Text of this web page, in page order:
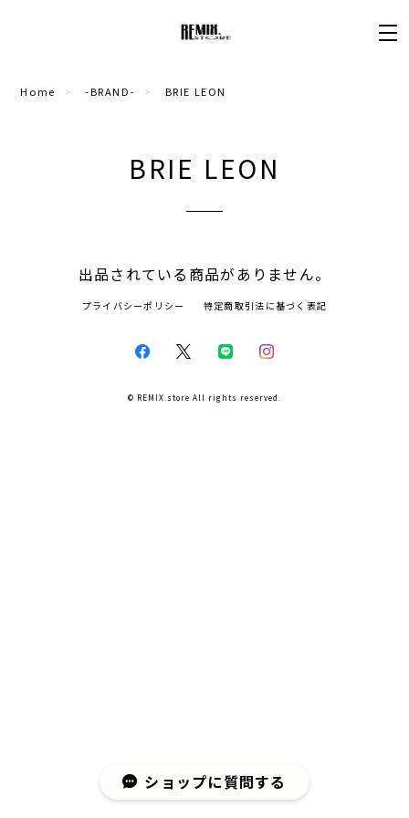
Home -BRAND- BRIE LEON
BRIE LEON
出品されている商品がありません。
プライバシーポリシー 特定商取引法に基づく表記
© REMIX.store All rights reserved.
ショップに質問する